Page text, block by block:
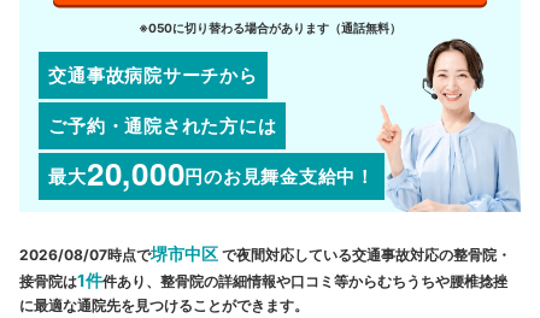
※050に切り替わる場合があります（通話無料）
交通事故病院サーチから
ご予約・通院された方には
最大20,000円のお見舞金支給中！
2026/08/07時点で堺市中区 で夜間対応している交通事故対応の整骨院・
接骨院は1件件あり、整骨院の詳細情報や口コミ等からむちうちや腰椎捻挫
に最適な通院先を見つけることができます。